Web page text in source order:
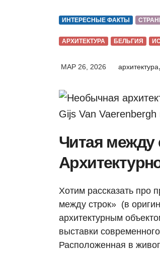
ИНТЕРЕСНЫЕ ФАКТЫ
АРХИТЕКТУРА БЕЛЬГИЯ
МАР 26, 2026 архитектура,
Читая между
Хотим рассказать про
между строк» (в
архитектурным
выставки
Расположенная в